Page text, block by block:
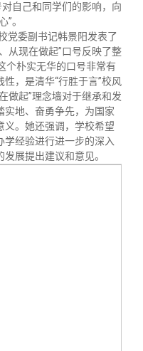
自己和同学们的影响，向
。
党委副书记韩景阳发表了
从现在做起”口号反映了整
个朴实无华的口号非常有
，是清华“行胜于言”校风
做起”理念墙对于继承和发
实地、奋勇争先，为国家
义。她还强调，学校希望
经验进行进一步的深入
展提出建议和意见。